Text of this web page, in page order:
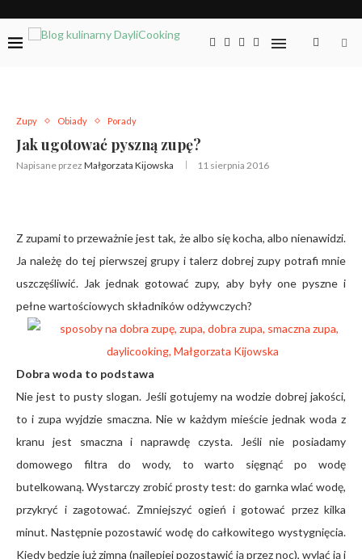
Zupy Obiady Porady
Jak ugotować pyszną zupę?
Napisane przez Małgorzata Kijowska 11 sierpnia 2016
Z zupami to przeważnie jest tak, że albo się kocha, albo nienawidzi.
Ja należę do tej pierwszej grupy i talerz dobrej zupy potrafi mnie
uszczęśliwić. Jak jednak gotować zupy, aby były one pyszne i
pełne wartościowych składników odżywczych?
Dobra woda to podstawa
Nie jest to pusty slogan. Jeśli gotujemy na wodzie dobrej jakości,
to i zupa wyjdzie smaczna. Nie w każdym mieście jednak woda z
kranu jest smaczna i naprawdę czysta. Jeśli nie posiadamy
domowego filtra do wody, to warto sięgnąć po wodę
butelkowaną. Wystarczy zrobić prosty test: do garnka wlać wodę,
przykryć i zagotować. Zmniejszyć ogień i gotować przez kilka
minut. Następnie pozostawić wodę do całkowitego wystygnięcia.
Kiedy będzie już zimna (najlepiej pozostawić ją przez noc), wylać ją i